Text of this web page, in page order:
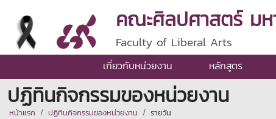
คณะศิลปศาสตร์ มห
Faculty of Liberal Arts
เกี่ยวกับหน่วยงาน หลักสูตร
ปฏิทินกิจกรรมของหน่วยงาน
หน้าแรก ปฏิทินกิจกรรมของหน่วยงาน รายวัน